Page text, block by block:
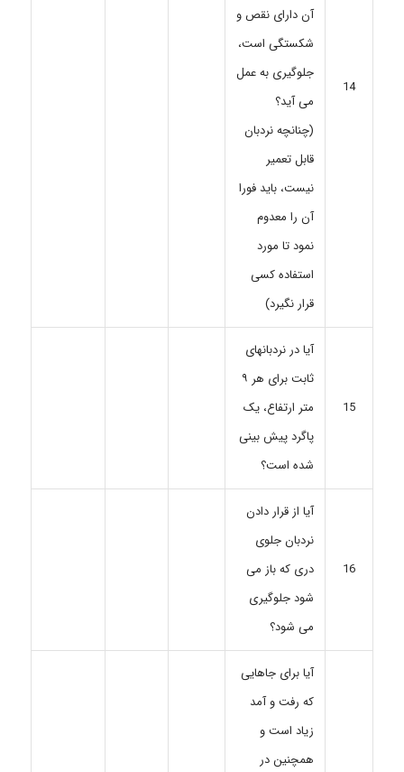
14
آن دارای نقص و
شکستگی است،
جلوگیری به عمل
می آید؟
(چنانچه نردبان
قابل تعمیر
نیست، باید فورا
آن را معدوم
نمود تا مورد
استفاده کسی
قرار نگیرد)
15
آیا در نردبانهای
ثابت برای هر ۹
متر ارتفاع، یک
پاگرد پیش بینی
شده است؟
16
آیا از قرار دادن
نردبان جلوی
دری که باز می
شود جلوگیری
می شود؟
آیا برای جاهایی
که رفت و آمد
زیاد است و
همچنین در